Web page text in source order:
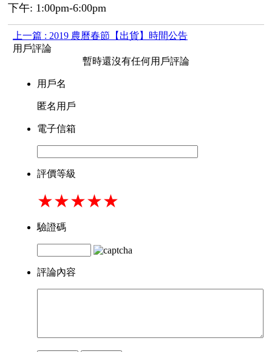
下午: 1:00pm-6:00pm
上一篇 : 2019 農曆春節【出貨】時間公告
用戶評論
暫時還沒有任何用戶評論
用戶名
匿名用戶
電子信箱
評價等級
★★★★★
驗證碼
評論內容